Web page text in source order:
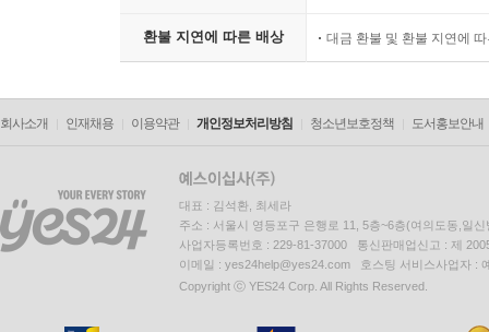
환불 지연에 따른 배상 대금 환불 및 환불 지연에
회사소개 인재채용 이용약관 개인정보처리방침 청소년보호정책 도서홍보안내
대표 : 김석환, 최세라
주소 : 서울시 영등포구 은행로 11, 5층~6층(여의도동,일신
사업자등록번호 : 229-81-37000 통신판매업신고 : 제
이메일 : yes24help@yes24.com 호스팅 서비스사업자 :
Copyright ⓒ YES24 Corp. All Rights Reserved.